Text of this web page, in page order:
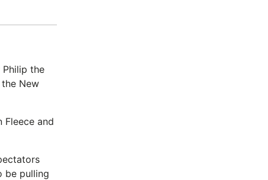
Philip the
New
Fleece and
be pulling